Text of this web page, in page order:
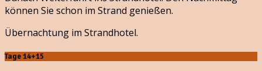
können Sie schon im Strand genießen.
Übernachtung im Strandhotel.
Tage 14+15